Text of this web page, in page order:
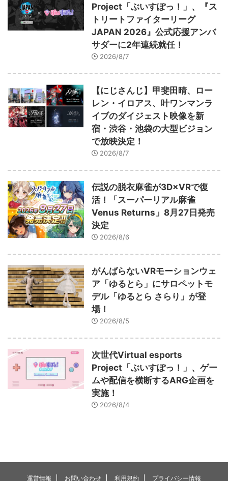
Project「ぶいすぽっ！」、『ス
トリートファイターリーグ
JAPAN 2026』公式応援アンバ
サダーに2年連続就任！
2026/8/7
【にじさんじ】甲斐田晴、ロー
レン・イロアス、叶ワンマンラ
イブのダイジェスト映像を新
宿・渋谷・池袋の大型ビジョン
で放映決定！
2026/8/7
伝説の脱衣麻雀が3D×VRで復
活！「スーパーリアル麻雀
Venus Returns」8月27日発売
決定
2026/8/6
がんばらないVRモーションウェ
ア「ゆるとら」にサロペットモ
デル「ゆるとら さらり」が登
場！
2026/8/5
次世代Virtual esports
Project「ぶいすぽっ！」、ゲー
ムや配信を横断するARG企画を
実施！
2026/8/4
運営情報 お問い合わせ 利用規約 プライバシー情報